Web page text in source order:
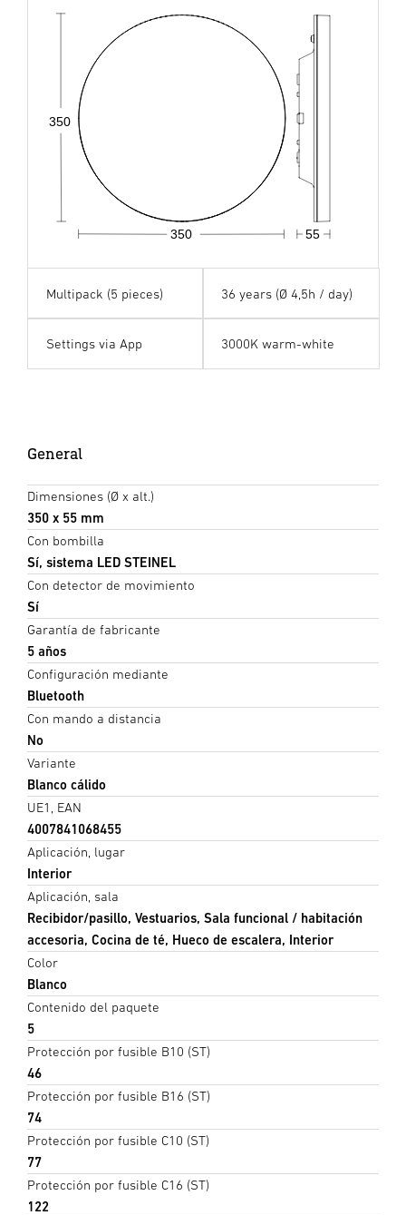
55
350
350
Multipack (5 pieces) 36 years (Ø 4,5h / day)
Settings via App 3000K warm-white
General
Dimensiones (Ø x alt.)
350 x 55 mm
Con bombilla
Sí, sistema LED STEINEL
Con detector de movimiento
Sí
Garantía de fabricante
5 años
Configuración mediante
Bluetooth
Con mando a distancia
No
Variante
Blanco cálido
UE1, EAN
4007841068455
Aplicación, lugar
Interior
Aplicación, sala
Recibidor/pasillo, Vestuarios, Sala funcional / habitación
accesoria, Cocina de té, Hueco de escalera, Interior
Color
Blanco
Contenido del paquete
5
Protección por fusible B10 (ST)
46
Protección por fusible B16 (ST)
74
Protección por fusible C10 (ST)
77
Protección por fusible C16 (ST)
122